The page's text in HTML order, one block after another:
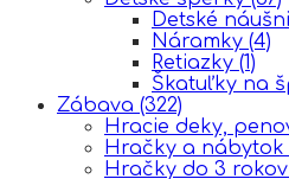
Detské
Náramky (4)
Retiazky (1)
Škatuľky na
Zábava (322)
Hracie deky,
Hračky a
Hračky do 3 rokov